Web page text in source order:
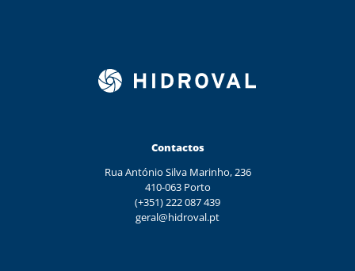
Contactos
Rua António Silva Marinho, 236
410-063 Porto
(+351) 222 087 439
geral@hidroval.pt